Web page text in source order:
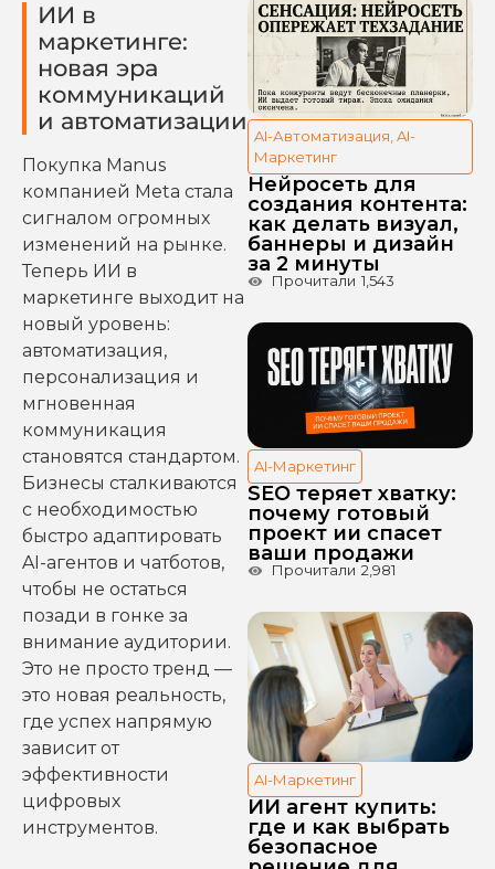
ИИ в
маркетинге:
новая эра
коммуникаций
и автоматизации
Покупка Manus
компанией Meta стала
сигналом огромных
изменений на рынке.
Теперь ИИ в
маркетинге выходит на
новый уровень:
автоматизация,
персонализация и
мгновенная
коммуникация
становятся стандартом.
Бизнесы сталкиваются
с необходимостью
быстро адаптировать
AI-агентов и чатботов,
чтобы не остаться
позади в гонке за
внимание аудитории.
Это не просто тренд —
это новая реальность,
где успех напрямую
зависит от
эффективности
цифровых
инструментов.
AI-Автоматизация AI-
Маркетинг
Нейросеть для
создания контента:
как делать визуал,
баннеры и дизайн
за 2 минуты
Прочитали 1,543
AI-Маркетинг
SEO теряет хватку:
почему готовый
проект ии спасет
ваши продажи
Прочитали 2,981
AI-Маркетинг
ИИ агент купить:
где и как выбрать
безопасное